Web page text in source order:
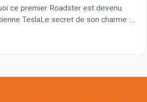
ce premier Roadster est devenu
TeslaLe secret de son charme :